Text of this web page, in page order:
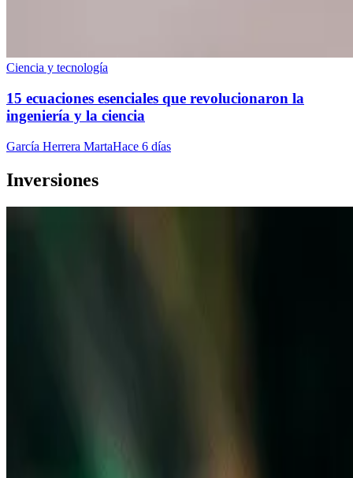
Ciencia y tecnología
15 ecuaciones esenciales que revolucionaron la
ingeniería y la ciencia
García Herrera MartaHace 6 días
Inversiones